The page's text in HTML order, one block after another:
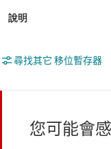
尋找其它 移位暫存器
您可能會